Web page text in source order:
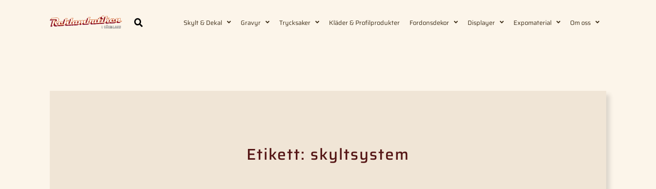
Skylt & Dekal Gravyr Trycksaker Kläder & Profilprodukter Fordonsdekor Displayer Expomaterial Om oss
Etikett: skyltsystem